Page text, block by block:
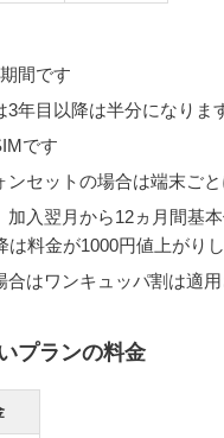
間です
3年目以降は半分になりま
です
ンセットの場合は端末ご
加入翌月から12ヵ月間基
は料金が1000円値上がり
合はワンキュッパ割は適
プランの料金